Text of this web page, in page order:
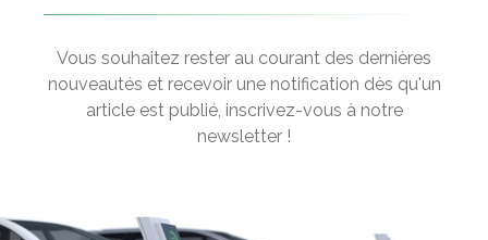
Utilitaires
MEGA MULTITRUCK
[wppr_avg_rating id="41664"]
Variateur Curtis
Vous souhaitez rester au courant des dernières
nouveautés et recevoir une notification dès qu'un
article est publié, inscrivez-vous à notre
newsletter !